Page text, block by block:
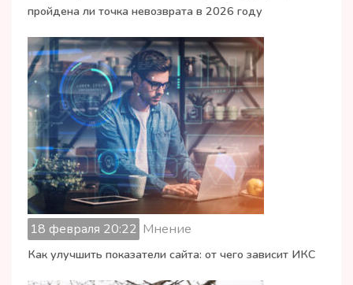
пройдена ли точка невозврата в 2026 году
18 февраля 20:22 Мнение
Как улучшить показатели сайта: от чего зависит ИКС